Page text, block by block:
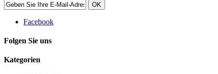
OK
Facebook
Folgen Sie uns
Kategorien